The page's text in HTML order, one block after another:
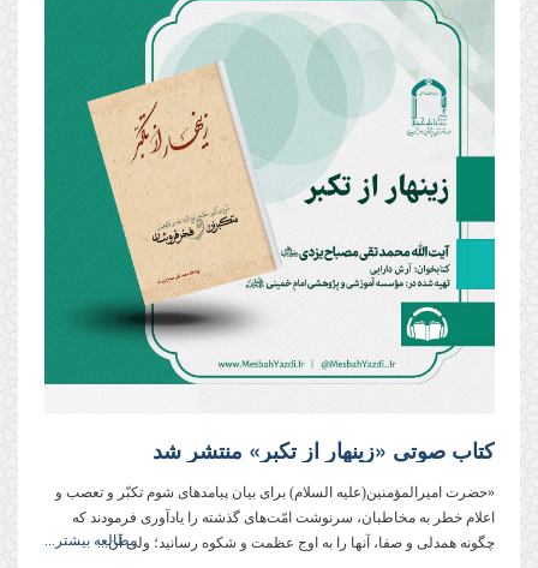
کتاب صوتی «زینهار از تکبر» منتشر شد
«حضرت امیرالمؤمنین(علیه السلام) براى بیان پیامدهاى شوم تكبّر و تعصب و
اعلام خطر به مخاطبان، سرنوشت امّت‌هاى گذشته را یادآورى فرمودند كه
چگونه همدلى و صفا، آنها را به اوج عظمت و شكوه رسانید‌؛ ولى آن‌...مطالعه بیشتر...